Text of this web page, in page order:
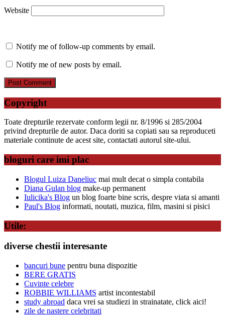
Website
Notify me of follow-up comments by email.
Notify me of new posts by email.
Copyright
Toate drepturile rezervate conform legii nr. 8/1996 si 285/2004
privind drepturile de autor. Daca doriti sa copiati sau sa reproduceti
materiale continute de acest site, contactati autorul site-ului.
bloguri care imi plac
Blogul Luiza Daneliuc mai mult decat o simpla contabila
Diana Gulan blog make-up permanent
Iulicika's Blog un blog foarte bine scris, despre viata si amanti
Paul's Blog informati, noutati, muzica, film, masini si pisici
Utile:
diverse chestii interesante
bancuri bune pentru buna dispozitie
BERE GRATIS
Cuvinte celebre
ROBBIE WILLIAMS artist incontestabil
study abroad daca vrei sa studiezi in strainatate, click aici!
zile de nastere celebritati